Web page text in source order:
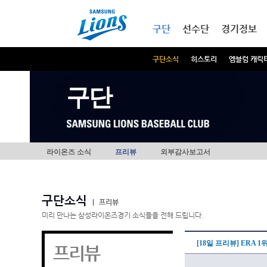
구단
구단소식 히스토리 엠블럼 캐릭
선수단 경기정보
구단
라이온즈 소식 프리뷰 외부감사보고서
구단소식
프리뷰
미리 만나는 삼성라이온즈경기 소식들을 전해 드립니다.
프리뷰 [18일 프리뷰] ERA 1